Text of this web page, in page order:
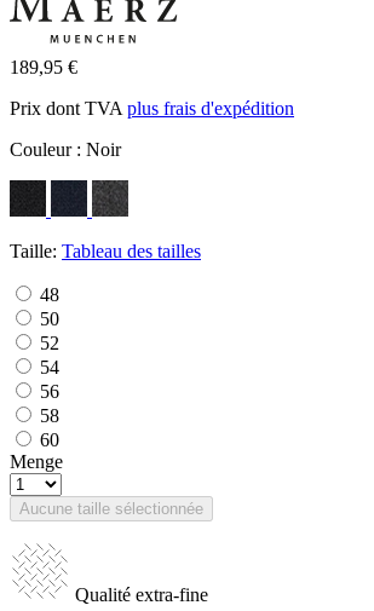
189,95 €
Prix dont TVA plus frais d'expédition
Couleur : Noir
Taille: Tableau des tailles
48
50
52
54
56
58
60
Menge
Aucune taille sélectionnée
Qualité extra-fine